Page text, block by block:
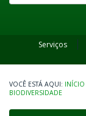
Serviços
INÍCIO
BIODIVERSIDADE